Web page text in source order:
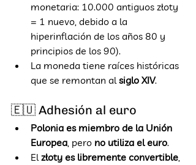
monetaria: 10.000 antiguos złoty
= 1 nuevo, debido a la
hiperinflación de los años 80 y
principios de los 90).
La moneda tiene raíces históricas
que se remontan al siglo XIV.
🇪🇺 Adhesión al euro
Polonia es miembro de la Unión
Europea, pero no utiliza el euro.
El złoty es libremente convertible,